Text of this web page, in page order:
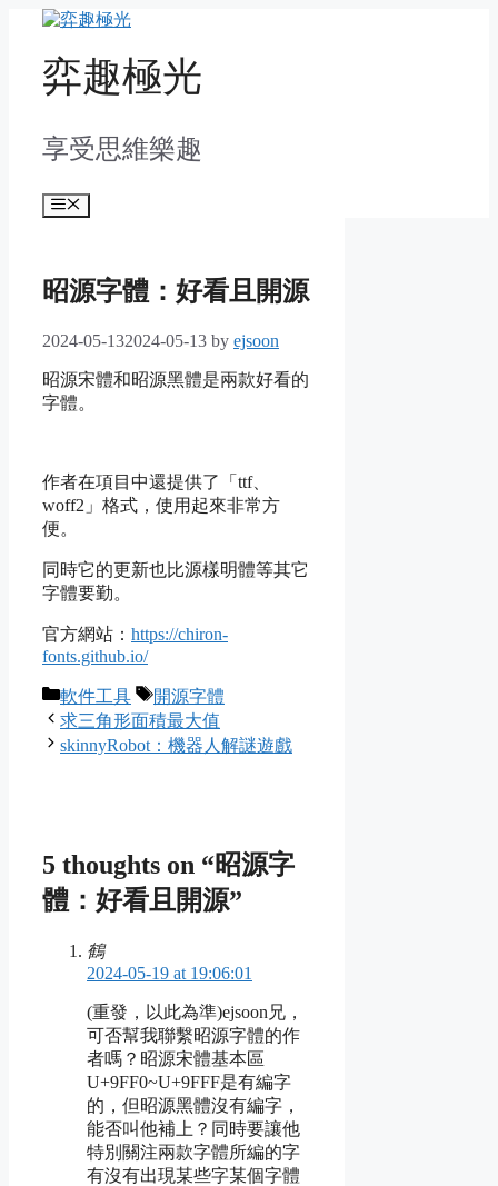
content弈趣極光
享受思維樂趣
Menu
昭源字體：好看且開源
2024-05-132024-05-13 by ejsoon
昭源宋體和昭源黑體是兩款好看的
字體。
作者在項目中還提供了「ttf、
woff2」格式，使用起來非常方
便。
同時它的更新也比源樣明體等其它
字體要勤。
官方網站： https://chiron-
fonts.github.io/
Categories
軟件工具 Tags
開源字體
求三角形面積最大值
skinnyRobot：機器人解謎遊戲
5 thoughts on “昭源字
體：好看且開源”
鶴
2024-05-19 at 19:06:01
(重發，以此為準)ejsoon兄，
可否幫我聯繫昭源字體的作
者嗎？昭源宋體基本區
U+9FF0~U+9FFF是有編字
的，但昭源黑體沒有編字，
能否叫他補上？同時要讓他
特別關注兩款字體所編的字
有沒有出現某些字某個字體